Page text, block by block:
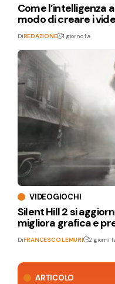
ARTICOLO
Come l’intelligenza
modo di creare i
DiREDAZIONE 1 giorno fa
VIDEOGIOCHI
Silent Hill 2 si
migliora grafica e
DiFRANCESCO LEMURI 2 giorni